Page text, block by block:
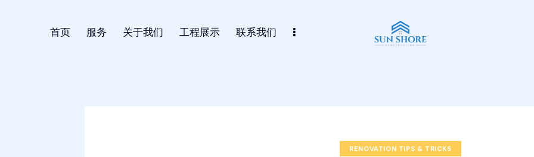
首页 服务 关于我们 工程展示 联系我们
RENOVATION TIPS & TRICKS